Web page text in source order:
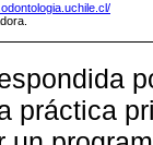
práctica